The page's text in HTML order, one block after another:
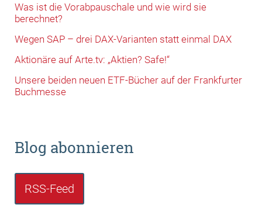
Was ist die Vorabpauschale und wie wird sie
berechnet?
Wegen SAP – drei DAX-Varianten statt einmal DAX
Aktionäre auf Arte.tv: „Aktien? Safe!“
Unsere beiden neuen ETF-Bücher auf der Frankfurter
Buchmesse
Blog abonnieren
RSS-Feed